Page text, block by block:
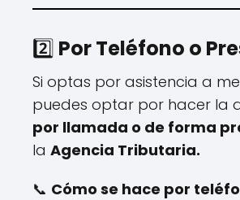
2️⃣ Por Teléfono o
Si optas por asistencia a
puedes optar por hacer la
por llamada o de forma
la Agencia Tributaria.
📞 Cómo se hace por